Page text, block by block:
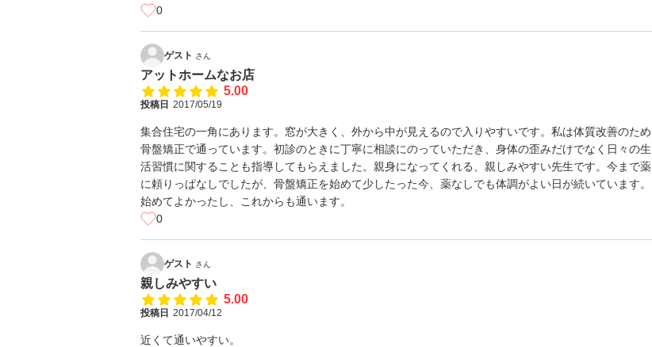
0
ゲスト さん
アットホームなお店
5.00
投稿日 2017/05/19
集合住宅の一角にあります。窓が大きく、外から中が見えるので入りやすいです。私は体質改善のため
骨盤矯正で通っています。初診のときに丁寧に相談にのっていただき、身体の歪みだけでなく日々の生
活習慣に関することも指導してもらえました。親身になってくれる、親しみやすい先生です。今まで薬
に頼りっぱなしでしたが、骨盤矯正を始めて少したった今、薬なしでも体調がよい日が続いています。
始めてよかったし、これからも通います。
0
ゲスト さん
親しみやすい
5.00
投稿日 2017/04/12
近くて通いやすい。